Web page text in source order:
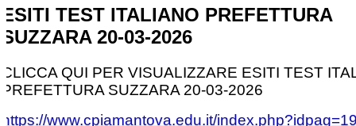
ESITI TEST ITALIANO PREFETTURA
SUZZARA 20-03-2026
CLICCA QUI PER VISUALIZZARE ESITI TEST
PREFETTURA SUZZARA 20-03-2026
https://www.cpiamantova.edu.it/